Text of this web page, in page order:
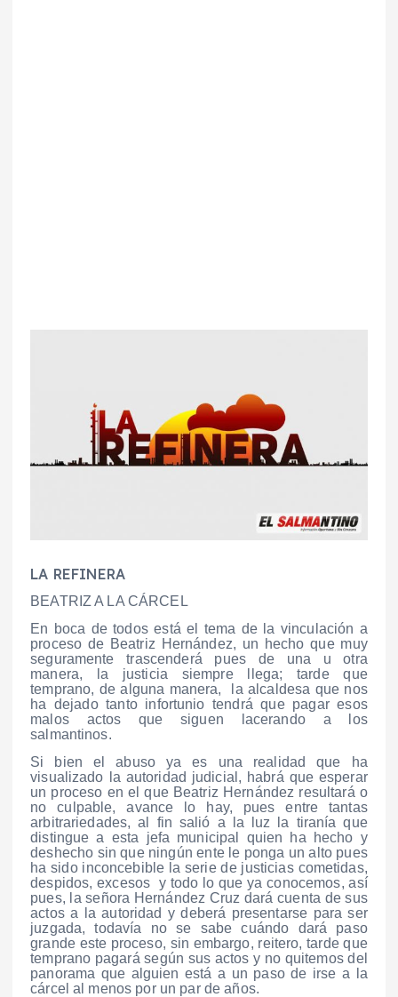
LA REFINERA
BEATRIZ A LA CÁRCEL
En boca de todos está el tema de la vinculación a
proceso de Beatriz Hernández, un hecho que muy
seguramente trascenderá pues de una u otra
manera, la justicia siempre llega; tarde que
temprano, de alguna manera, la alcaldesa que nos
ha dejado tanto infortunio tendrá que pagar esos
malos actos que siguen lacerando a los
salmantinos.
Si bien el abuso ya es una realidad que ha
visualizado la autoridad judicial, habrá que esperar
un proceso en el que Beatriz Hernández resultará o
no culpable, avance lo hay, pues entre tantas
arbitrariedades, al fin salió a la luz la tiranía que
distingue a esta jefa municipal quien ha hecho y
deshecho sin que ningún ente le ponga un alto pues
ha sido inconcebible la serie de justicias cometidas,
despidos, excesos y todo lo que ya conocemos, así
pues, la señora Hernández Cruz dará cuenta de sus
actos a la autoridad y deberá presentarse para ser
juzgada, todavía no se sabe cuándo dará paso
grande este proceso, sin embargo, reitero, tarde que
temprano pagará según sus actos y no quitemos del
panorama que alguien está a un paso de irse a la
cárcel al menos por un par de años.